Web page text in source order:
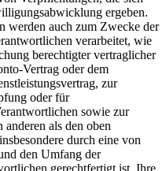
ergeben.
werden auch zum Zwecke der
verarbeitet, wie
berechtigter vertraglicher
Vertrag oder dem
zur
oder für
sowie zur
als den oben
durch eine von
den Umfang der
gerechtfertigt ist. Ihre